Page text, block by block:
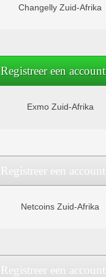
Changelly Zuid-Afrika
Registreer een account
Exmo Zuid-Afrika
Registreer een account
Netcoins Zuid-Afrika
Registreer een account